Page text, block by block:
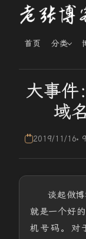
首页 分类
大事件
域
2019/11/16
谈起做
就是一个好
机号码。对